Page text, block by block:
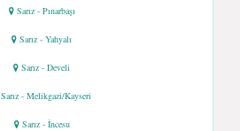
Sarız - Pınarbaşı
Sarız - Yahyalı
Sarız - Develi
Sarız - Melikgazi/Kayseri
Sarız - İncesu